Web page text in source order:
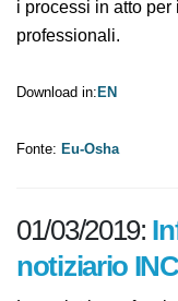
secondo gli esperti
tale sistema e i
01/03/2019: